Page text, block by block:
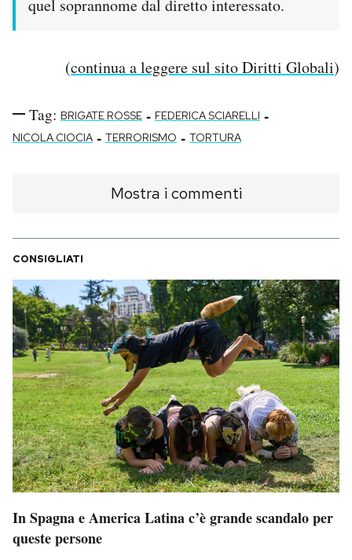
quel soprannome dal diretto interessato.
(continua a leggere sul sito Diritti Globali)
Tag: BRIGATE ROSSE - FEDERICA SCIARELLI -
NICOLA CIOCIA - TERRORISMO - TORTURA
Mostra i commenti
CONSIGLIATI
In Spagna e America Latina c’è grande scandalo per
queste persone